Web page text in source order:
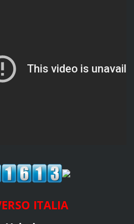
ITALIA